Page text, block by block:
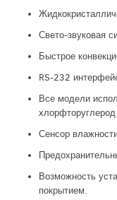
Свето-звуковая
Быстрое
RS-232
Все модели
Сенсор
Возможность
покрытием.